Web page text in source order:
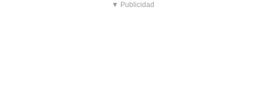
▼ Publicidad